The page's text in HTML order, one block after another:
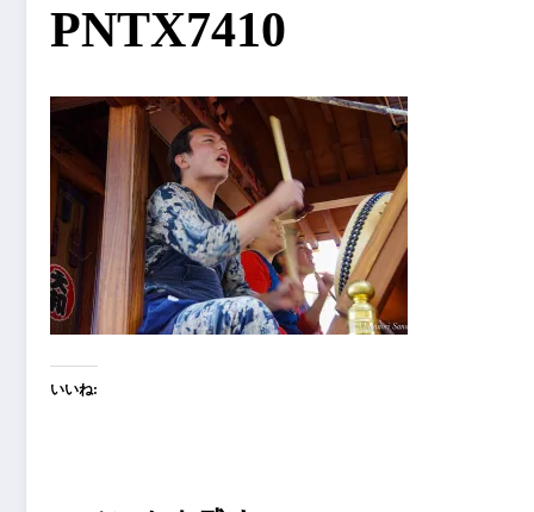
PNTX7410
いいね: